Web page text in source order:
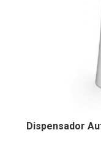
Dispensador